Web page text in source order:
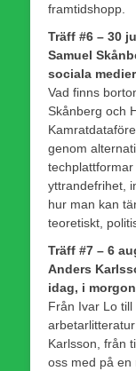
framtidshopp.
Träff #6 – 30
Samuel
sociala
Vad finns
Skånberg och
genom
yttrandefrihet,
hur man kan
teoretiskt,
Träff #7 – 6
Anders
idag, i morgon
Från Ivar Lo
Karlsson, från
oss med på en